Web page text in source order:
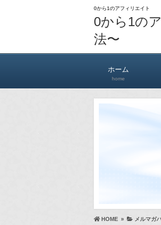
0から1のアフィリエイト
0から1の
法〜
ホーム
home
HOME » メルマガ